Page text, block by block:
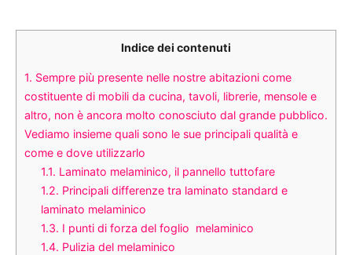
Indice dei contenuti
1. Sempre più presente nelle nostre abitazioni come
costituente di mobili da cucina, tavoli, librerie, mensole e
altro, non è ancora molto conosciuto dal grande pubblico.
Vediamo insieme quali sono le sue principali qualità e
come e dove utilizzarlo
1.1. Laminato melaminico, il pannello tuttofare
1.2. Principali differenze tra laminato standard e
laminato melaminico
1.3. I punti di forza del foglio melaminico
1.4. Pulizia del melaminico